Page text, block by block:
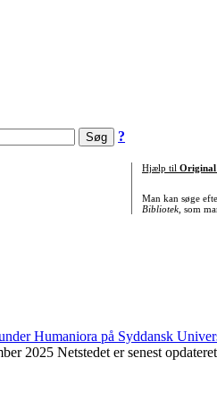
?
Hjælp til Original
Man kan søge
Bibliotek, som
2025 Netstedet er senest